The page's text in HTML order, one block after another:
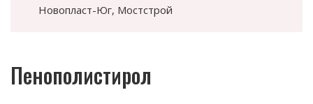
Новопласт-Юг, Мостстрой
Пенополистирол